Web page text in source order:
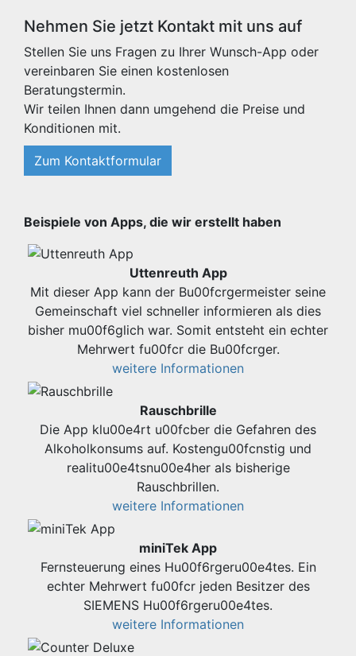
Nehmen Sie jetzt Kontakt mit uns auf
Stellen Sie uns Fragen zu Ihrer Wunsch-App oder
vereinbaren Sie einen kostenlosen
Beratungstermin.
Wir teilen Ihnen dann umgehend die Preise und
Konditionen mit.
Zum Kontaktformular
Beispiele von Apps, die wir erstellt haben
Uttenreuth App
Mit dieser App kann der Bu00fcrgermeister seine
Gemeinschaft viel schneller informieren als dies
bisher mu00f6glich war. Somit entsteht ein echter
Mehrwert fu00fcr die Bu00fcrger.
weitere Informationen
Rauschbrille
Die App klu00e4rt u00fcber die Gefahren des
Alkoholkonsums auf. Kostengu00fcnstig und
realitu00e4tsnu00e4her als bisherige
Rauschbrillen.
weitere Informationen
miniTek App
Fernsteuerung eines Hu00f6rgeru00e4tes. Ein
echter Mehrwert fu00fcr jeden Besitzer des
SIEMENS Hu00f6rgeru00e4tes.
weitere Informationen